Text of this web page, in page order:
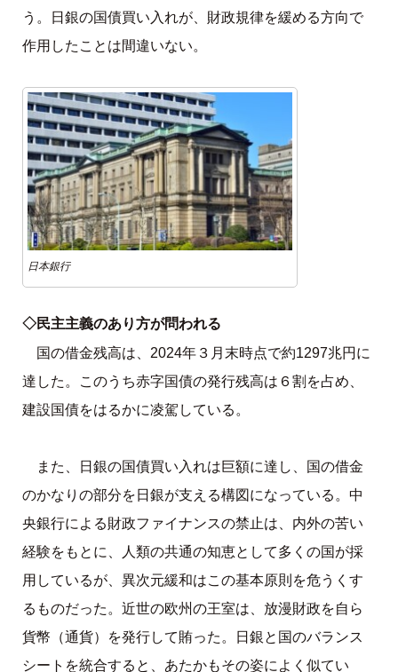
う。日銀の国債買い入れが、財政規律を緩める方向で
作用したことは間違いない。
日本銀行
◇民主主義のあり方が問われる
国の借金残高は、2024年３月末時点で約1297兆円に
達した。このうち赤字国債の発行残高は６割を占め、
建設国債をはるかに凌駕している。
また、日銀の国債買い入れは巨額に達し、国の借金
のかなりの部分を日銀が支える構図になっている。中
央銀行による財政ファイナンスの禁止は、内外の苦い
経験をもとに、人類の共通の知恵として多くの国が採
用しているが、異次元緩和はこの基本原則を危うくす
るものだった。近世の欧州の王室は、放漫財政を自ら
貨幣（通貨）を発行して賄った。日銀と国のバランス
シートを統合すると、あたかもその姿によく似てい